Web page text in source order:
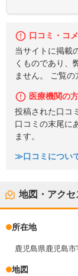
口コミ・コ
当サイトに掲載
くものであり、
ません。 ご覧の
医療機関の
投稿された口コ
口コミの末尾に
ます。
≫口コミについ
地図・アクセ
所在地
鹿児島県鹿児島
地図